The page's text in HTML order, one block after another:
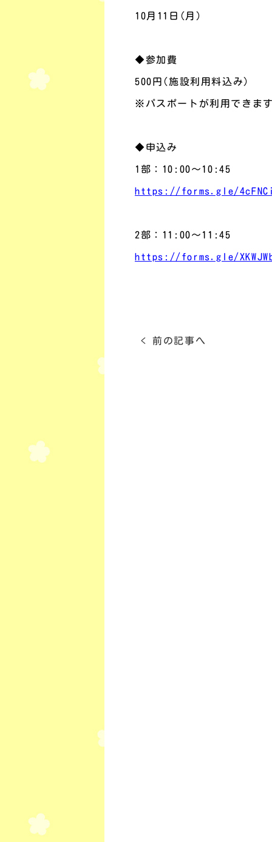
10月11日 (月 )
◆参加費
500円 (施設利用料込み)
※パスポートが利用できま
◆申込み
1 部： 10:00～ 10:45
https://forms.gle/
2部： 11:00～ 11:45
https://forms.gle/
< 前の記事へ